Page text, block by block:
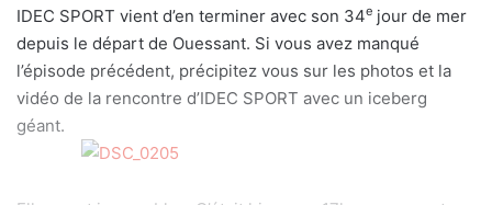
IDEC SPORT vient d’en terminer avec son 34e jour de mer
depuis le départ de Ouessant. Si vous avez manqué
l’épisode précédent, précipitez vous sur les photos et la
vidéo de la rencontre d’IDEC SPORT avec un iceberg
géant.